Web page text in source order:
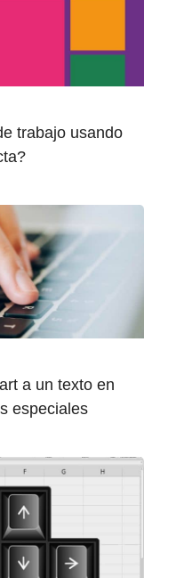
trabajo usando
a un texto en
especiales